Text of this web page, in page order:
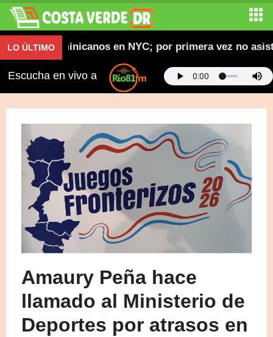
LO ÚLTIMO
dominicanos en NYC; por primera vez no asiste
Escucha en vivo a
Amaury Peña hace
llamado al Ministerio de
Deportes por atrasos en